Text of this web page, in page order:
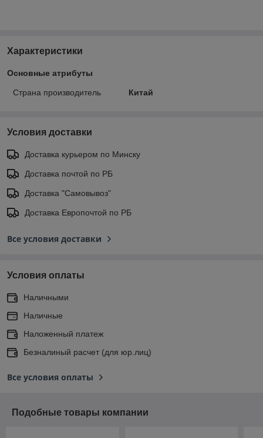
Характеристики
Основные атрибуты
Страна производитель Китай
Условия доставки
Доставка курьером по Минску
Доставка почтой по РБ
Доставка "Самовывоз"
Доставка Европочтой по РБ
Все условия доставки
Условия оплаты
Наличными
Наличные
Наложенный платеж
Безналиный расчет (для юр.лиц)
Все условия оплаты
Подобные товары компании